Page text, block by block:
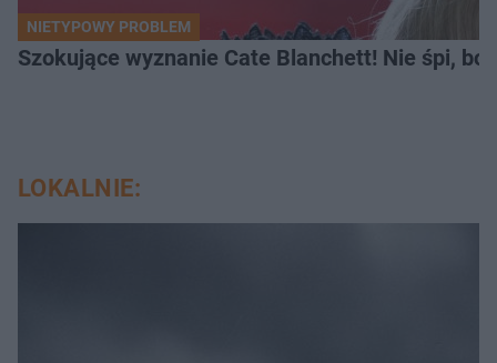
NIETYPOWY PROBLEM
Szokujące wyznanie Cate Blanchett! Nie śpi, bo
LOKALNIE: